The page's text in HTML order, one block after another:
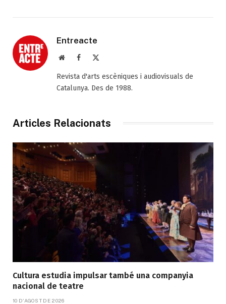
Entreacte
Web Facebook
Revista d'arts escèniques i audiovisuals de
Catalunya. Des de 1988.
Articles Relacionats
Cultura estudia impulsar també una companyia
nacional de teatre
10 D'AGOST DE 2026